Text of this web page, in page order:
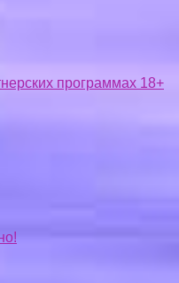
программах 18+